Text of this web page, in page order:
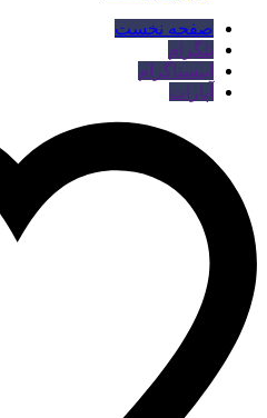
صفحه نخست
تلگرام
اینستاگرام
آپارات